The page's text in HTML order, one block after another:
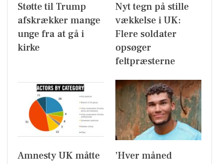
Støtte til Trump
afskrækker mange
unge fra at gå i
kirke
Nyt tegn på stille
vækkelse i UK:
Flere soldater
opsøger
feltpræsterne
Amnesty UK måtte
’Hver måned